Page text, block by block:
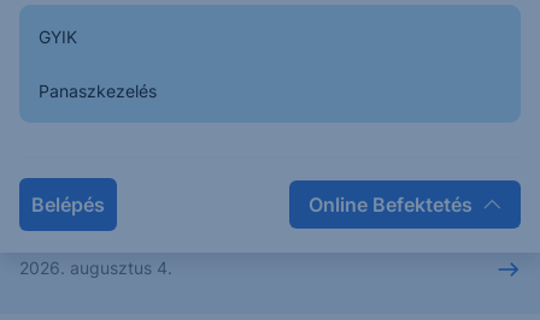
GYIK
Panaszkezelés
Belépés Online Befektetés
piacra, amely elérte a várt célárat, azonban nem a
várt szintről fordult le az árfolyam, hanem előtte
kereskedési napon erről a...
2026. augusztus 4.